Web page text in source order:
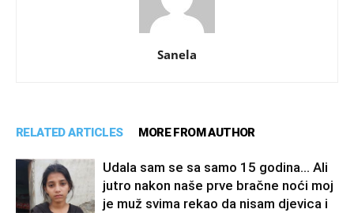
Sanela
RELATED ARTICLES MORE FROM AUTHOR
Udala sam se sa samo 15 godina… Ali
jutro nakon naše prve bračne noći moj
je muž svima rekao da nisam djevica i